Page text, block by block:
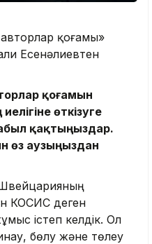
авторлар қоғамы»
Есенәлиевтен
қоғамын
өткізуге
қақтыңыздар.
өз аузыңыздан
Швейцарияның
КОСИС деген
істеп келдік. Ол
бөлу және төлеу